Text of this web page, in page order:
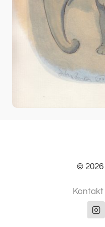
Obwohl ich die vier
täglich auf dem Weg
Druckluftgelände
ganz
ähnliches, der im
Begegnung eher
Traggerüste der
Noch während wir auf
miteinander sprachen,
©